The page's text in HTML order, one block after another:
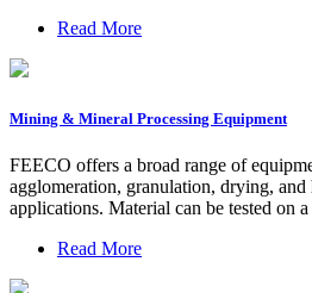
Read More
Mining & Mineral Processing Equipment
FEECO offers a broad range of
agglomeration, granulation, drying, and
applications. Material can be tested on
Read More